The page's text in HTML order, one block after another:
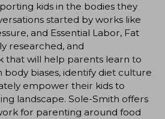
kids in the bodies they
started by works like
and Essential Labor, Fat
researched, and
that will help parents learn to
biases, identify diet culture
empower their kids to
landscape. Sole-Smith offers
for parenting around food